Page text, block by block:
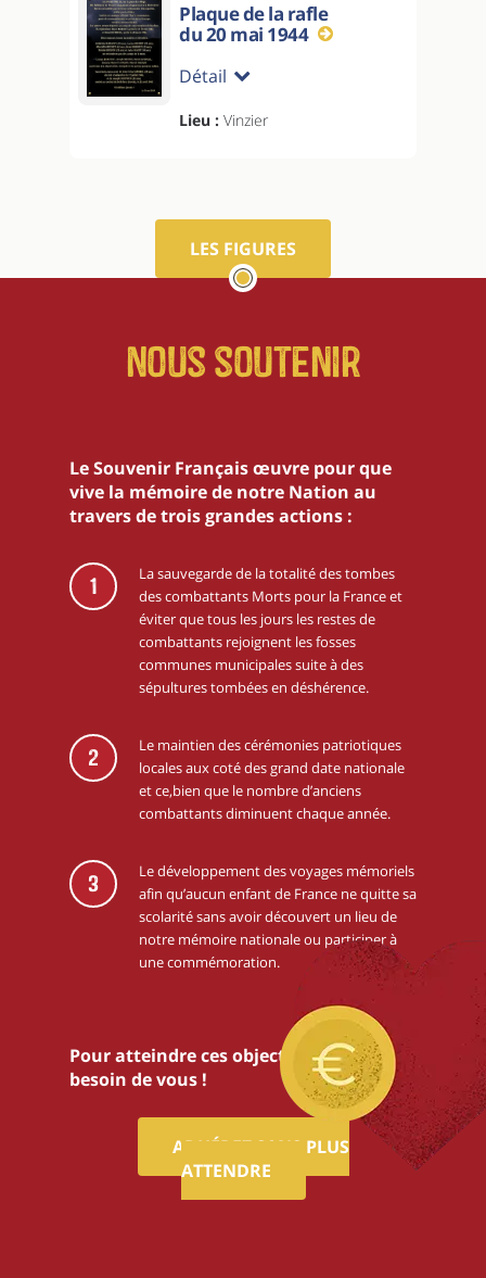
Plaque de la rafle
du 20 mai 1944
Détail
Lieu : Vinzier
LES FIGURES
Nous soutenir
Le Souvenir Français œuvre pour que
vive la mémoire de notre Nation au
travers de trois grandes actions :
1
La sauvegarde de la totalité des tombes
des combattants Morts pour la France et
éviter que tous les jours les restes de
combattants rejoignent les fosses
communes municipales suite à des
sépultures tombées en déshérence.
2
Le maintien des cérémonies patriotiques
locales aux coté des grand date nationale
et ce,bien que le nombre d’anciens
combattants diminuent chaque année.
3
Le développement des voyages mémoriels
afin qu’aucun enfant de France ne quitte sa
scolarité sans avoir découvert un lieu de
notre mémoire nationale ou participer à
une commémoration.
Pour atteindre ces objectifs,nous avons
besoin de vous !
ADHÉREZ SANS PLUS
ATTENDRE